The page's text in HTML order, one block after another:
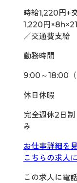
時給1,220円+
1,220円
／交通費支給
勤務時間
9:00～18:00
休日休暇
完全週休2日
み
お仕事詳細を
こちらの求人
この求人に電